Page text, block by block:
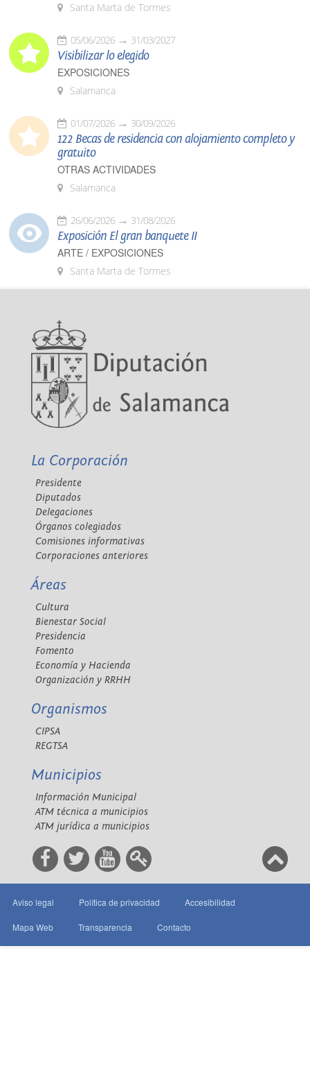
Santa Marta de Tormes
05/06/2026 31/03/2027
Visibilizar lo elegido
EXPOSICIONES
Salamanca
01/07/2026 30/09/2026
122 Becas de residencia con alojamiento completo y
gratuito
OTRAS ACTIVIDADES
Salamanca
26/06/2026 31/08/2026
Exposición El gran banquete II
ARTE / EXPOSICIONES
Santa Marta de Tormes
La Corporación
Presidente
Diputados
Delegaciones
Órganos colegiados
Comisiones informativas
Corporaciones anteriores
Áreas
Cultura
Bienestar Social
Presidencia
Fomento
Economía y Hacienda
Organización y RRHH
Organismos
CIPSA
REGTSA
Municipios
Información Municipal
ATM técnica a municipios
ATM jurídica a municipios
Aviso legal Política de privacidad Accesibilidad
Mapa Web Transparencia Contacto